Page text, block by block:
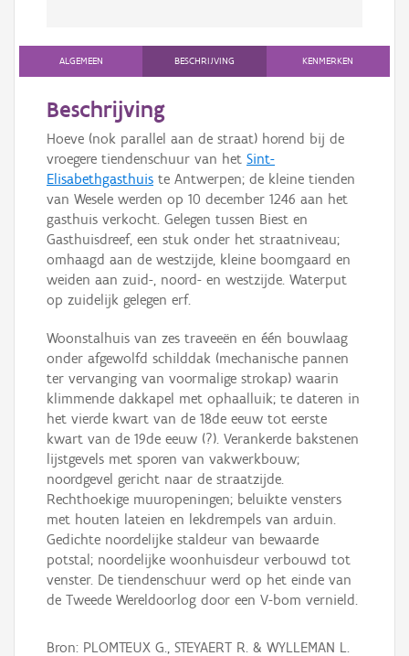
ALGEMEEN BESCHRIJVING KENMERKEN
Beschrijving
Hoeve (nok parallel aan de straat) horend bij de
vroegere tiendenschuur van het Sint-
Elisabethgasthuis te Antwerpen; de kleine tienden
van Wesele werden op 10 december 1246 aan het
gasthuis verkocht. Gelegen tussen Biest en
Gasthuisdreef, een stuk onder het straatniveau;
omhaagd aan de westzijde, kleine boomgaard en
weiden aan zuid-, noord- en westzijde. Waterput
op zuidelijk gelegen erf.
Woonstalhuis van zes traveeën en één bouwlaag
onder afgewolfd schilddak (mechanische pannen
ter vervanging van voormalige strokap) waarin
klimmende dakkapel met ophaalluik; te dateren in
het vierde kwart van de 18de eeuw tot eerste
kwart van de 19de eeuw (?). Verankerde bakstenen
lijstgevels met sporen van vakwerkbouw;
noordgevel gericht naar de straatzijde.
Rechthoekige muuropeningen; beluikte vensters
met houten lateien en lekdrempels van arduin.
Gedichte noordelijke staldeur van bewaarde
potstal; noordelijke woonhuisdeur verbouwd tot
venster. De tiendenschuur werd op het einde van
de Tweede Wereldoorlog door een V-bom vernield.
Bron: PLOMTEUX G., STEYAERT R. & WYLLEMAN L.